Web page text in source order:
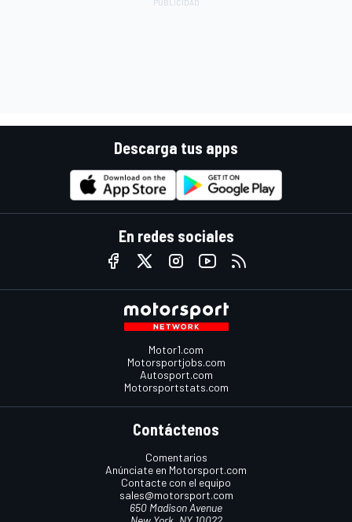
Descarga tus apps
En redes sociales
Motor1.com
Motorsportjobs.com
Autosport.com
Motorsportstats.com
Contáctenos
Comentarios
Anúnciate en Motorsport.com
Contacte con el equipo
sales@motorsport.com
650 Madison Avenue